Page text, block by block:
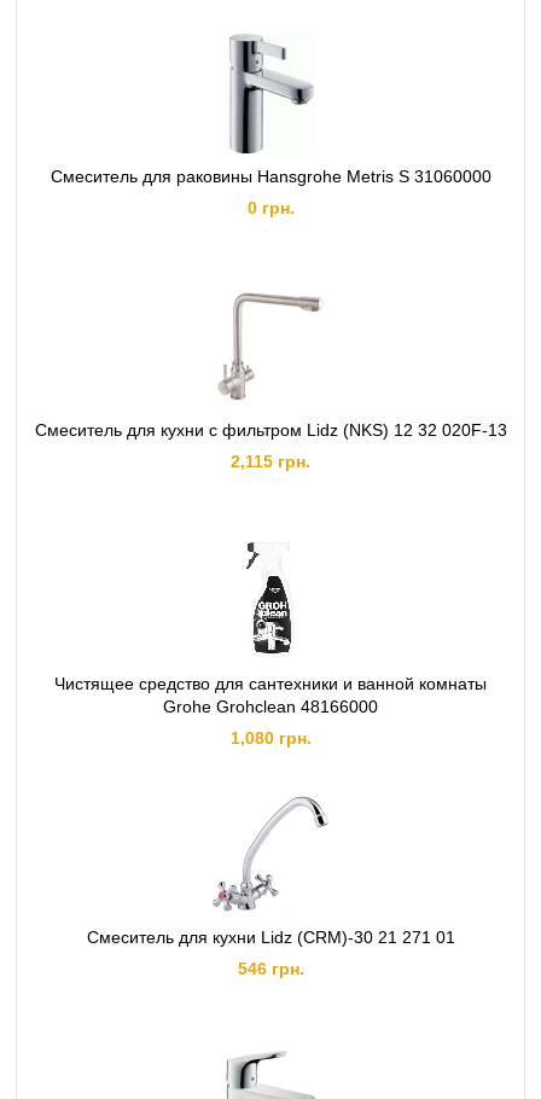
Смеситель для раковины Hansgrohe Metris S 31060000
0 грн.
Смеситель для кухни с фильтром Lidz (NKS) 12 32 020F-13
2,115 грн.
Чистящее средство для сантехники и ванной комнаты
Grohe Grohclean 48166000
1,080 грн.
Смеситель для кухни Lidz (CRM)-30 21 271 01
546 грн.